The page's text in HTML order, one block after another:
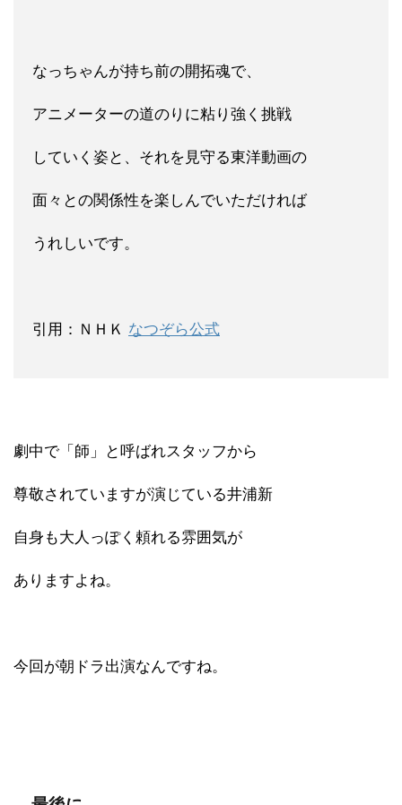
なっちゃんが持ち前の開拓魂で、
アニメーターの道のりに粘り強く挑戦
していく姿と、それを見守る東洋動画の
面々との関係性を楽しんでいただければ
うれしいです。
引用：ＮＨＫ なつぞら公式
劇中で「師」と呼ばれスタッフから
尊敬されていますが演じている井浦新
自身も大人っぽく頼れる雰囲気が
ありますよね。
今回が朝ドラ出演なんですね。